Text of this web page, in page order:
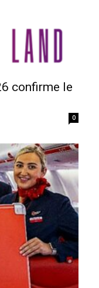
confirme le
0